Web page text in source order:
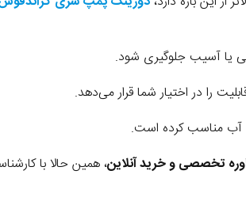
تخصصی و خرید آنلاین، همین حالا با